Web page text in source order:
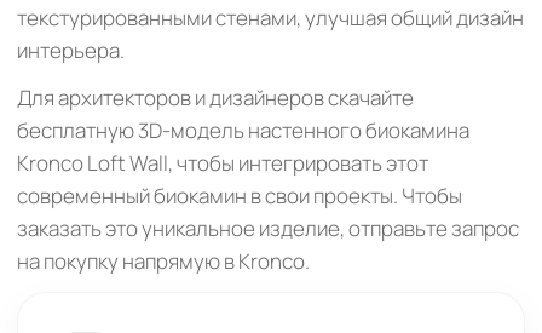
текстурированными стенами, улучшая общий дизайн
интерьера.
Для архитекторов и дизайнеров скачайте
бесплатную 3D-модель настенного биокамина
Kronco Loft Wall, чтобы интегрировать этот
современный биокамин в свои проекты. Чтобы
заказать это уникальное изделие, отправьте запрос
на покупку напрямую в Kronco.